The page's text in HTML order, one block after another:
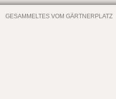
GESAMMELTES VOM GÄRTNERPLATZ